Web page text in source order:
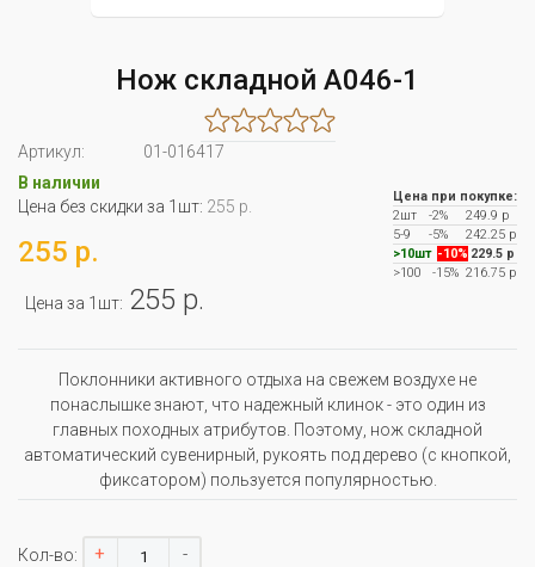
Нож складной A046-1
Артикул:
01-016417
В наличии
Цена без скидки за 1шт: 255 р.
255 р.
Цена за 1шт: 255 р.
Цена при покупке:
2шт
-2%
249.9 р
5-9
-5%
242.25 р
>10шт -10% 229.5 р
>100
-15% 216.75 р
Поклонники активного отдыха на свежем воздухе не
понаслышке знают, что надежный клинок - это один из
главных походных атрибутов. Поэтому, нож складной
автоматический сувенирный, рукоять под дерево (с кнопкой,
фиксатором) пользуется популярностью.
Кол-во: + -